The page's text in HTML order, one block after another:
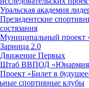
Уральская академия
Президентские
состязания
Муниципальный проект
Зарница 2.0
Движение Первых
Штаб ВВПОД
Проект «Билет в
спортивные клубы